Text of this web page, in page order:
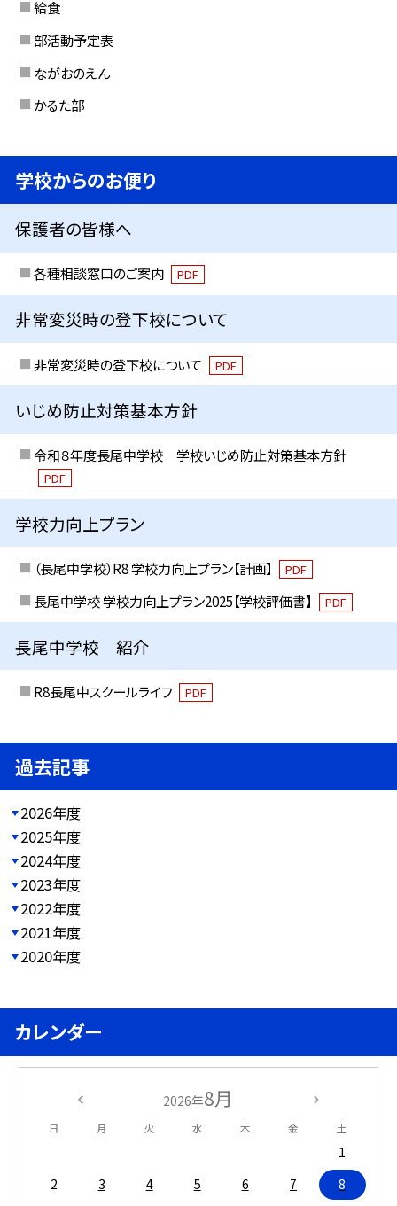
給食
部活動予定表
ながおのえん
かるた部
学校からのお便り
保護者の皆様へ
各種相談窓口のご案内 PDF
非常変災時の登下校について
非常変災時の登下校について PDF
いじめ防止対策基本方針
令和８年度長尾中学校 学校いじめ防止対策基本方針
PDF
学校力向上プラン
（長尾中学校）R8 学校力向上プラン【計画】 PDF
長尾中学校 学校力向上プラン2025【学校評価書】 PDF
長尾中学校 紹介
R8長尾中スクールライフ PDF
過去記事
2026年度
2025年度
2024年度
2023年度
2022年度
2021年度
2020年度
カレンダー
2026年8月
日 月 火 水 木 金 土
1
2
3 4 5 6 7
8